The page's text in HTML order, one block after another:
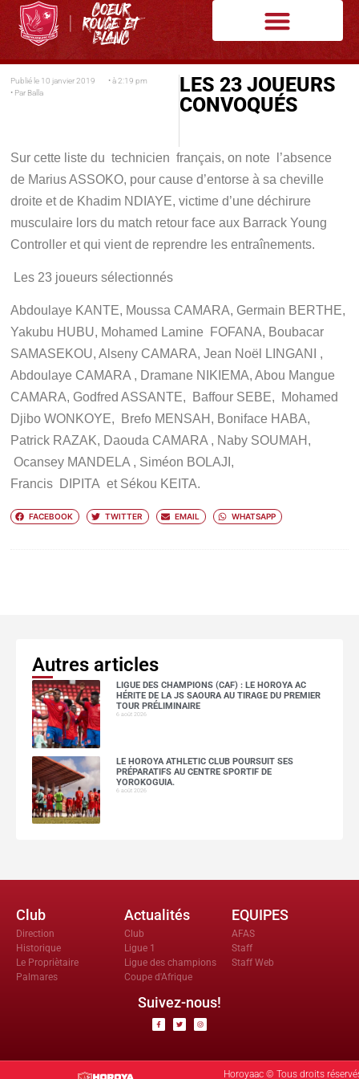
Publié le 10 janvier 2019 • à 2:19 pm
• Par Balla
LES 23 JOUEURS
CONVOQUÉS
Sur cette liste du technicien français, on note l’absence
de Marius ASSOKO, pour cause d’entorse à sa cheville
droite et de Khadim NDIAYE, victime d’une déchirure
musculaire lors du match retour face aux Barrack Young
Controller et qui vient de reprendre les entraînements.
Les 23 joueurs sélectionnés
Abdoulaye KANTE, Moussa CAMARA, Germain BERTHE,
Yakubu HUBU, Mohamed Lamine FOFANA, Boubacar
SAMASEKOU, Alseny CAMARA, Jean Noël LINGANI ,
Abdoulaye CAMARA , Dramane NIKIEMA, Abou Mangue
CAMARA, Godfred ASSANTE, Baffour SEBE, Mohamed
Djibo WONKOYE, Brefo MENSAH, Boniface HABA,
Patrick RAZAK, Daouda CAMARA , Naby SOUMAH,
Ocansey MANDELA , Siméon BOLAJI,
Francis DIPITA et Sékou KEITA.
FACEBOOK TWITTER EMAIL WHATSAPP
Autres articles
LIGUE DES CHAMPIONS (CAF) : LE HOROYA AC
HÉRITE DE LA JS SAOURA AU TIRAGE DU PREMIER
TOUR PRÉLIMINAIRE
6 août 2026
LE HOROYA ATHLETIC CLUB POURSUIT SES
PRÉPARATIFS AU CENTRE SPORTIF DE
YOROKOGUIA.
6 août 2026
Club
Direction
Historique
Le Propriètaire
Palmares
Actualités
Club
Ligue 1
Ligue des champions
Coupe d'Afrique
EQUIPES
AFAS
Staff
Staff Web
Suivez-nous!
Horoyaac © Tous droits